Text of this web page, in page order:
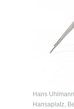
Hans
Hansaplatz,